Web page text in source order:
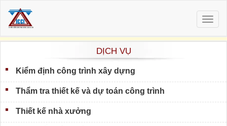
DỊCH VỤ
Kiểm định công trình xây dựng
Thẩm tra thiết kế và dự toán công trình
Thiết kế nhà xưởng